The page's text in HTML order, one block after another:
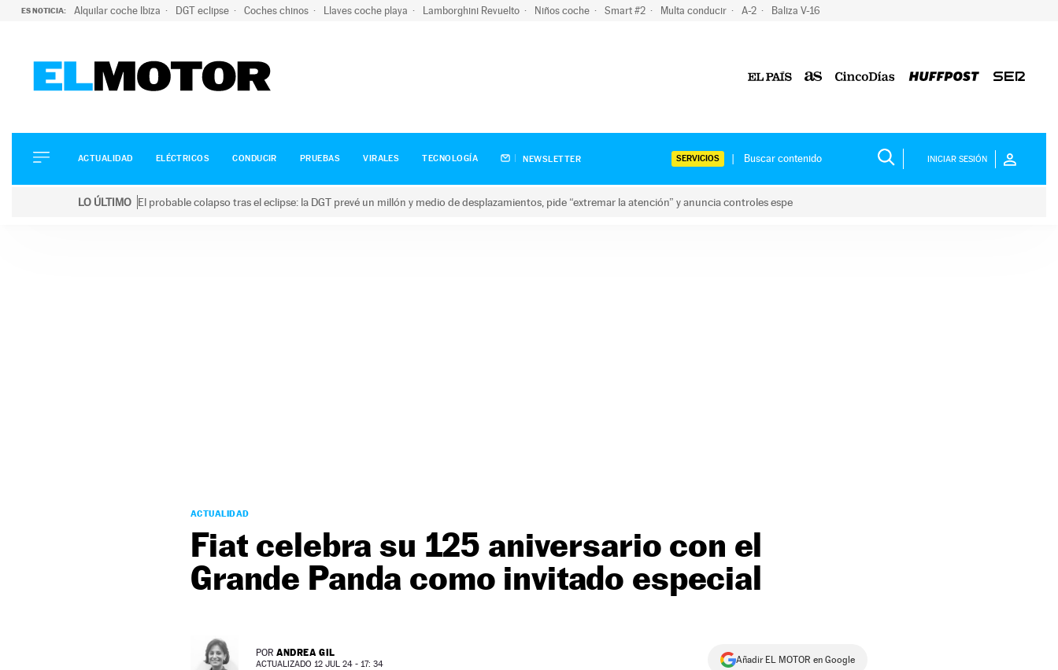
ES NOTICIA: Alquilar coche Ibiza DGT eclipse Coches chinos Llaves coche playa Lamborghini Revuelto Niños coche Smart #2 Multa conducir A-2 Baliza V-16
ELÉCTRICOS
CONDUCIR
ACTUALIDAD ELÉCTRICOS CONDUCIR PRUEBAS VIRALES TECNOLOGÍA NEWSLETTER SERVICIOS INICIAR SESIÓN
LO ÚLTIMO El probable colapso tras el eclipse: la DGT prevé un millón y medio de desplazamientos, pide “extremar la atención” y anuncia controles espe
ACTUALIDAD
Fiat celebra su 125 aniversario con el
Grande Panda como invitado especial
POR ANDREA GIL
ACTUALIZADO 12 JUL 24 - 17: 34 Añadir EL MOTOR en Google